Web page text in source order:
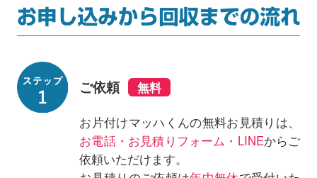
ご依頼
お片付けマッハくんの無料お見積りは、
お電話・お見積りフォーム・LINEからご
依頼いただけます。